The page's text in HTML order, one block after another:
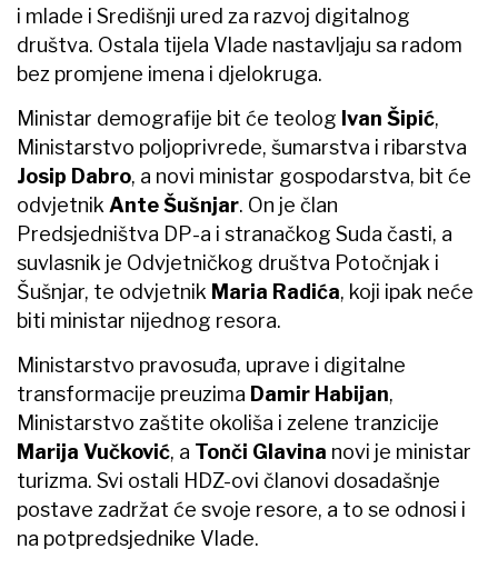
i mlade i Središnji ured za razvoj digitalnog
društva. Ostala tijela Vlade nastavljaju sa radom
bez promjene imena i djelokruga.
Ministar demografije bit će teolog Ivan Šipić,
Ministarstvo poljoprivrede, šumarstva i ribarstva
Josip Dabro, a novi ministar gospodarstva, bit će
odvjetnik Ante Šušnjar. On je član
Predsjedništva DP-a i stranačkog Suda časti, a
suvlasnik je Odvjetničkog društva Potočnjak i
Šušnjar, te odvjetnik Maria Radića, koji ipak neće
biti ministar nijednog resora.
Ministarstvo pravosuđa, uprave i digitalne
transformacije preuzima Damir Habijan,
Ministarstvo zaštite okoliša i zelene tranzicije
Marija Vučković, a Tonči Glavina novi je ministar
turizma. Svi ostali HDZ-ovi članovi dosadašnje
postave zadržat će svoje resore, a to se odnosi i
na potpredsjednike Vlade.